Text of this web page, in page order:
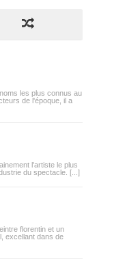
les plus connus au
de l'époque, il a
l'artiste le plus
du spectacle. [...]
florentin et un
excellant dans de